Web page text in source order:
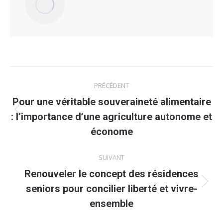
article
PRÉCÉDENT
Article
précédent
Pour une véritable souveraineté alimentaire
: l’importance d’une agriculture autonome et
économe
SUIVANT
Article
suivant
Renouveler le concept des résidences
seniors pour concilier liberté et vivre-
ensemble